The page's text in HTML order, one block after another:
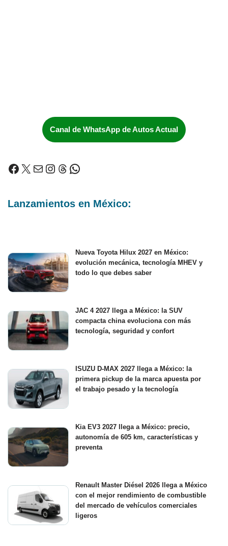
Canal de WhatsApp de Autos Actual
Lanzamientos en México:
Nueva Toyota Hilux 2027 en México:
evolución mecánica, tecnología MHEV y
todo lo que debes saber
JAC 4 2027 llega a México: la SUV
compacta china evoluciona con más
tecnología, seguridad y confort
ISUZU D-MAX 2027 llega a México: la
primera pickup de la marca apuesta por
el trabajo pesado y la tecnología
Kia EV3 2027 llega a México: precio,
autonomía de 605 km, características y
preventa
Renault Master Diésel 2026 llega a México
con el mejor rendimiento de combustible
del mercado de vehículos comerciales
ligeros